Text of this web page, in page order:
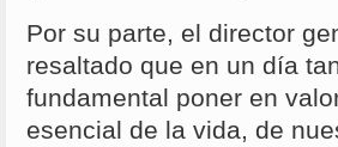
Por su parte, el director
resaltado que en un día
fundamental poner en
esencial de la vida, de